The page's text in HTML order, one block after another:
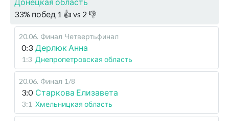
33% побед 1 👍 vs 2 👎
20.06. Финал Четвертьфинал
0:3 Дерлюк Анна
1:3 Днепропетровская область
20.06. Финал 1/8
3:0 Старкова Елизавета
3:1 Хмельницкая область